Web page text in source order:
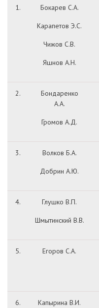
1. Бокарев С.А.
Карапетов Э.С.
Чижов С.В.
Яшнов А.Н.
2.
Бондаренко
А.А.
Громов А.Д.
3. Волков Б.А.
Добрин А.Ю.
4. Глушко В.П.
Шмытинский В.В.
5. Егоров С.А.
6. Капырина В.И.